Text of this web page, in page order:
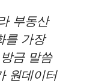
부동산
를 가장
금 말씀
원데이터